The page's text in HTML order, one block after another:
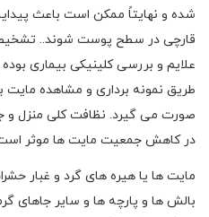
شده و نهایتاً ممکن است باعث
قارچی در سطح پوست شوند..
علایم و بررسی کلینیکی بیماری
طریق نمونه برداری و مشاهده مایت
صورت می گیرد. نظافت کلی منزل
در کاهش جمعیت مایت ها موثر
مایت ها یا هیره های گرد و غبار
بالش ها و پارچه ها و سایر